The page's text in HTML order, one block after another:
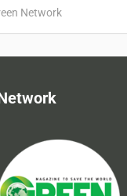
Network